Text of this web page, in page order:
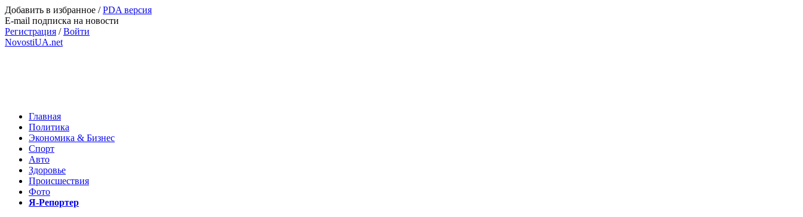
Добавить в избранное /PDA версия
E-mail подписка на новости
Регистрация /Войти
NovostiUA.net
Главная
Политика
Экономика & Бизнес
Спорт
Авто
Здоровье
Происшествия
Фото
Я-Репортер